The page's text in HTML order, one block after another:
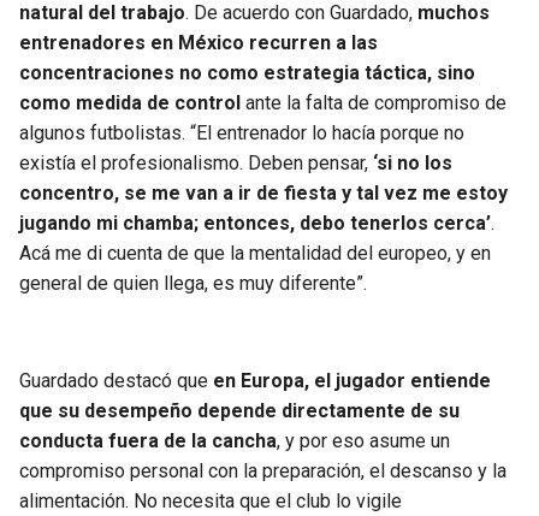
natural del trabajo. De acuerdo con Guardado, muchos
entrenadores en México recurren a las
concentraciones no como estrategia táctica, sino
como medida de control ante la falta de compromiso de
algunos futbolistas. “El entrenador lo hacía porque no
existía el profesionalismo. Deben pensar, ‘si no los
concentro, se me van a ir de fiesta y tal vez me estoy
jugando mi chamba; entonces, debo tenerlos cerca’.
Acá me di cuenta de que la mentalidad del europeo, y en
general de quien llega, es muy diferente”.
Guardado destacó que en Europa, el jugador entiende
que su desempeño depende directamente de su
conducta fuera de la cancha, y por eso asume un
compromiso personal con la preparación, el descanso y la
alimentación. No necesita que el club lo vigile